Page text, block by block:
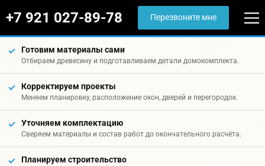
+7 921 027-89-78 Перезвоните мне
Готовим материалы сами
Отбираем древесину и подготавливаем детали домокомплекта.
Корректируем проекты
Меняем планировку, расположение окон, дверей и перегородок.
Уточняем комплектацию
Сверяем материалы и состав работ до окончательного расчёта.
Планируем строительство